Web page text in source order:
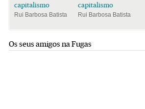
capitalismo
Rui Barbosa Batista
capitalismo
Rui Barbosa Batista
Os seus amigos na Fugas